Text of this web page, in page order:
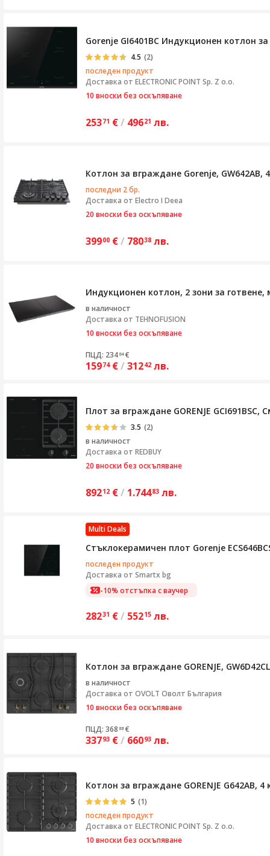
Gorenje GI6401BC Индукционен котлон
4.5 (2)
последен продукт
Доставка от ELECTRONIC POINT Sp. Z o.o.
10 вноски без оскъпяване
25371 €/ 49621 лв.
Котлон за вграждане Gorenje, GW642AB,
последни 2 бр.
Доставка от Electro I Deea
20 вноски без оскъпяване
39900 €/ 78038 лв.
Индукционен котлон, 2 зони за
в наличност
Доставка от TEHNOFUSION
10 вноски без оскъпяване
ПЦД: 234 84 €
15974 €/ 31242 лв.
Плот за вграждане GORENJE GCI691BSC,
3.5 (2)
в наличност
Доставка от REDBUY
20 вноски без оскъпяване
89212 €/ 1.74483 лв.
Multi Deals
Стъклокерамичен плот Gorenje
последен продукт
Доставка от Smartx bg
-10% отстъпка с ваучер
28231 €/ 55215 лв.
Котлон за вграждане GORENJE,
в наличност
Доставка от OVOLT Оволт България
10 вноски без оскъпяване
ПЦД: 368 88 €
33793 €/ 66093 лв.
Котлон за вграждане GORENJE G642AB,
5 (1)
последен продукт
Доставка от ELECTRONIC POINT Sp. Z o.o.
10 вноски без оскъпяване